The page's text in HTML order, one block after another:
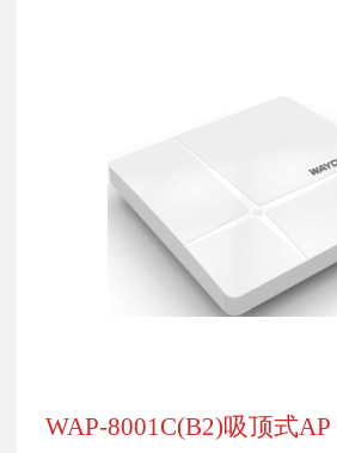
WAP-8001C(B2)吸顶式AP